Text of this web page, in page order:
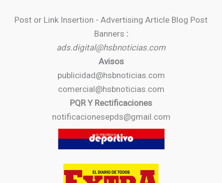
Post or Link Insertion - Advertising Article Blog Post
Banners :
ads.digital@hsbnoticias.com
Avisos
publicidad@hsbnoticias.com
comercial@hsbnoticias.com
PQR Y Rectificaciones
notificacionesepds@gmail.com